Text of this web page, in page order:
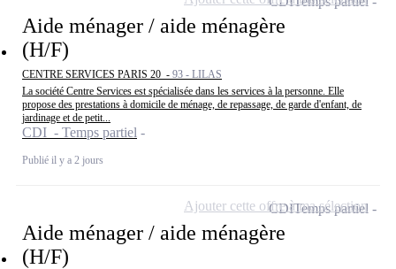
Aide ménager / aide ménagère
(H/F)
CENTRE SERVICES PARIS 20 - 93 - LILAS
La société Centre Services est spécialisée dans les services à la personne. Elle
propose des prestations à domicile de ménage, de repassage, de garde d'enfant, de
jardinage et de petit...
CDI - Temps partiel
Publié il y a 2 jours
Aide ménager / aide ménagère
(H/F)
CDITemps partiel
Ajouter cette offre à ma sélection